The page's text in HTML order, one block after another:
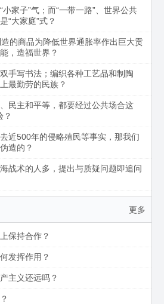
家子”气；而“一带一路”、世界公共
“大家庭”式？
的商品为降低世界通胀率作出巨大贡
，造福世界？
手写书法；编织各种工艺品和制陶
最勤劳的民族？
民主和平等，都要经过公共场合这
？
近500年的侵略殖民等事实，那我们
造的？
战术的人多，提出与质疑问题即追问
更多
保持合作？
发挥作用？
主义还远吗？